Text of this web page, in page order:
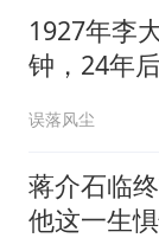
1927年李
钟，24年
误落风尘
蒋介石临
他这一生